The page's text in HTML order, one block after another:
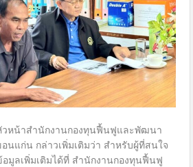
วหน้าสำนักงานกองทุนฟื้นฟูและพัฒนา
นแก่น กล่าวเพิ่มเติมว่า สำหรับผู้ที่สนใจ
มูลเพิ่มเติมได้ที่ สำนักงานกองทุนฟื้นฟู